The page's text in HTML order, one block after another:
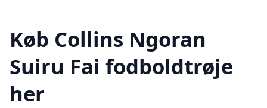
Køb Collins Ngoran
Suiru Fai fodboldtrøje
her